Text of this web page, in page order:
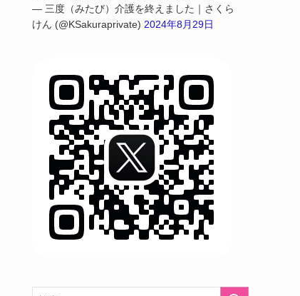
— 三度（みたび）介護を終えました｜さくら
けん (@KSakuraprivate) 2024年8月29日